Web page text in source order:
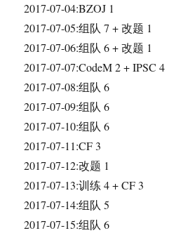
2017-07-04:BZOJ 1
2017-07-05:组队 7 + 改题 1
2017-07-06:组队 6 + 改题 1
2017-07-07:CodeM 2 + IPSC 4
2017-07-08:组队 6
2017-07-09:组队 6
2017-07-10:组队 6
2017-07-11:CF 3
2017-07-12:改题 1
2017-07-13:训练 4 + CF 3
2017-07-14:组队 5
2017-07-15:组队 6